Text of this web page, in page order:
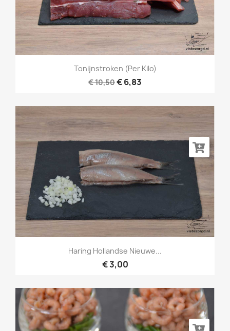
Tonijnstroken (per Kilo)
€ 10,50€ 6,83
Haring Hollandse Nieuwe...
€ 3,00